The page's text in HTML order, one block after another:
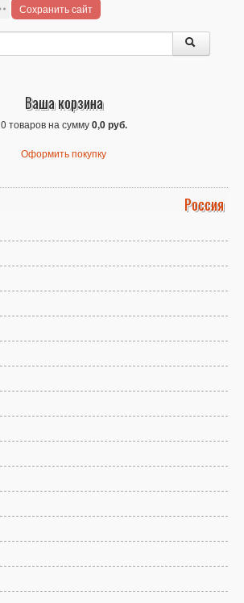
Сохранить сайт
Ваша корзина
0 товаров на сумму0,0 руб.
Оформить покупку
Россия